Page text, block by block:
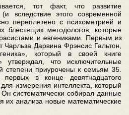
тот факт, что развитие
вследствие этого современной
переплетено с психометрией и
блестящих методологов, которые
и евгениками. Первым из
Дарвина Фрэнсис Гальтон,
который в своей книге
утверждал, что исключительные
степени приурочены к семьям 35.
в конце девятнадцатого
для измерения интеллекта, который
систематически собирал данные
их анализа новые математические